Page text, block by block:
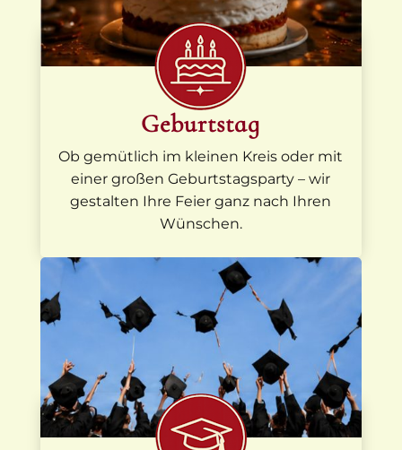
Geburtstag
Ob gemütlich im kleinen Kreis oder mit
einer großen Geburtstagsparty – wir
gestalten Ihre Feier ganz nach Ihren
Wünschen.